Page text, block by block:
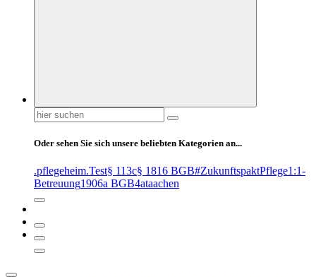
Suchen
nach:
Oder sehen Sie sich unsere beliebten Kategorien an...
.pflegeheim.Test§ 113c§ 1816 BGB#ZukunftspaktPflege1:1-
Betreuung1906a BGB4ataachen